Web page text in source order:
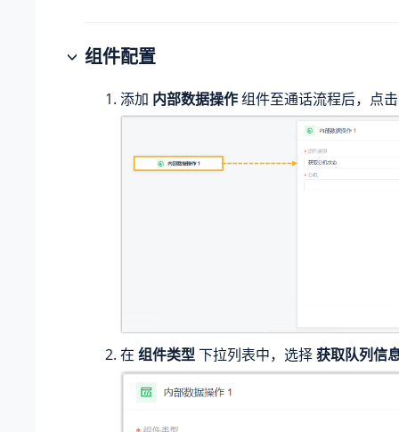
组件配置
添加 内部数据操作组件至通话流程后，点
在 组件类型下拉列表中，选择获取队列信